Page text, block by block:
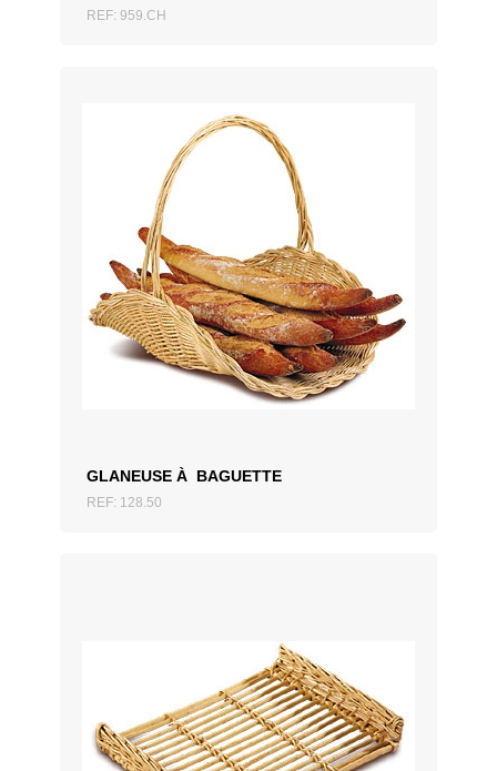
REF: 959.CH
GLANEUSE À BAGUETTE
REF: 128.50
AJOUTER AU DEVIS